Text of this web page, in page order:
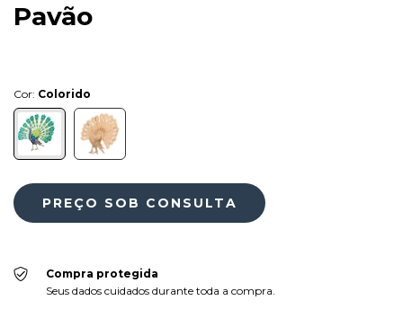
Pavão
Cor: Colorido
Compra protegida
Seus dados cuidados durante toda a compra.